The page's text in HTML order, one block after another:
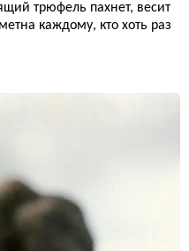
трюфель пахнет, весит
каждому, кто хоть раз